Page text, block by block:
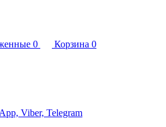
0 Корзина 0
Viber, Telegram